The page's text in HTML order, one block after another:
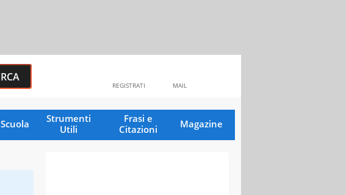
MAIL
REGISTRATI
Scuola
Strumenti
Utili
Frasi e
Citazioni
Magazine